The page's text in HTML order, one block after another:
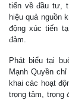
tiến về đầu tư,
hiệu quả nguồn
động xúc tiến
đảm.
Phát biểu tại
Mạnh Quyền
khai các hoạt
trọng tâm, trọng